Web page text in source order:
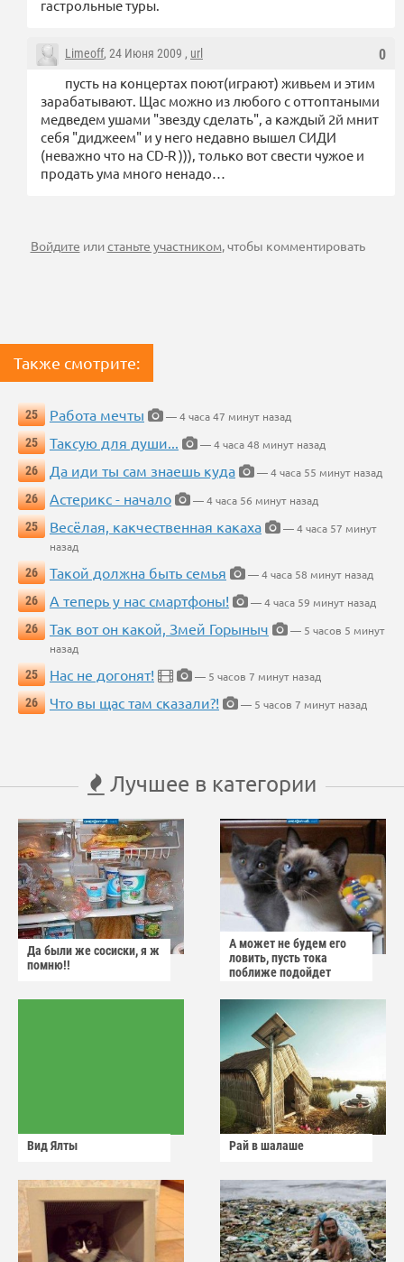
гастрольные туры.
0
Limeoff, 24 Июня 2009 , url
пусть на концертах поют(играют) живьем и этим
зарабатывают. Щас можно из любого с оттоптаными
медведем ушами "звезду сделать", а каждый 2й мнит
себя "диджеем" и у него недавно вышел СИДИ
(неважно что на CD-R ))), только вот свести чужое и
продать ума много ненадо…
Войдите илистаньте участником, чтобы комментировать
Также смотрите:
25 Работа мечты
— 4 часа 47 минут назад
25
Таксую для души...
— 4 часа 48 минут назад
26
Да иди ты сам знаешь куда
— 4 часа 55 минут назад
26
Астерикс - начало
— 4 часа 56 минут назад
25
Весёлая, какчественная какаха
— 4 часа 57 минут
назад
26
Такой должна быть семья
— 4 часа 58 минут назад
26
А теперь у нас смартфоны!
— 4 часа 59 минут назад
26
Так вот он какой, Змей Горыныч
— 5 часов 5 минут
назад
25
Нас не догонят!
— 5 часов 7 минут назад
26
Что вы щас там сказали?! — 5 часов 7 минут назад
Лучшее в категории
Да были же сосиски, я ж
помню!!
А может не будем его
ловить, пусть тока
поближе подойдет
Вид Ялты Рай в шалаше